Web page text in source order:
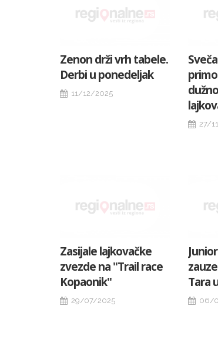
Zenon drži vrh tabele.
Derbi u ponedeljak
11/12/2025
27/
Zasijale lajkovačke
zvezde na "Trail race
Kopaonik"
29/07/2025
Tara
06/